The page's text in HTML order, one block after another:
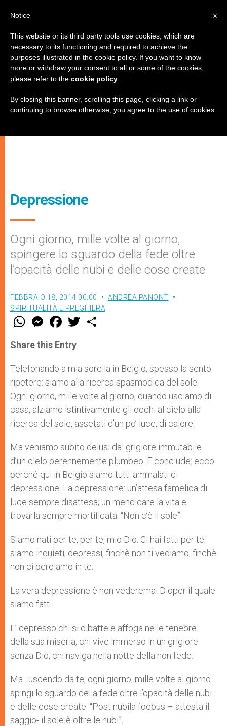
Depressione
Ogni giorno, mille volte al giorno,
spingere lo sguardo della fede oltre
l’opacità delle nubi e delle cose create
FEBBRAIO 18, 2014 00:00
ANDREA PANONT
SPIRITUALITÀ E PREGHIERA
W
t
s
p
p
M
e
s
e
g
e
r
F
a
e
b
o
k
w
r
Share this Entry
Telefonando a mia sorella in Belgio, spesso la sento
ripetere: siamo alla ricerca spasmodica del sole.
Ogni giorno, mille volte al giorno, quando usciamo di
casa, alziamo istintivamente gli occhi al cielo alla
ricerca del sole, assetati d’un po’ luce, di calore.
Ma veniamo subito delusi dal grigiore immutabile
d’un cielo perennemente plumbeo. E conclude: ecco
perché qui in Belgio siamo tutti ammalati di
depressione. La depressione: un’attesa famelica di
luce sempre disattesa; un mendicare la vita e
trovarla sempre mortificata. “Non c’è il sole”.
Siamo nati per te, per te, mio Dio. Ci hai fatti per te;
siamo inquieti, depressi, finchè non ti vediamo, finchè
non ci perdiamo in te.
La vera depressione è non vederemai Dioper il quale
siamo fatti.
E’ depresso chi si dibatte e affoga nelle tenebre
della sua miseria, chi vive immerso in un grigiore
senza Dio, chi naviga nella notte della non fede.
Ma…uscendo da te, ogni giorno, mille volte al giorno
spingi lo sguardo della fede oltre l’opacità delle nubi
e delle cose create: “Post nubila foebus – attesta il
saggio- il sole è oltre le nubi”.
x
Notice
This website or its third party tools use cookies, which are
necessary to its functioning and required to achieve the
purposes illustrated in the cookie policy. If you want to know
more or withdraw your consent to all or some of the cookies,
please refer to the cookie policy
By closing this banner, scrolling this page, clicking a link or
continuing to browse otherwise, you agree to the use of cookies.